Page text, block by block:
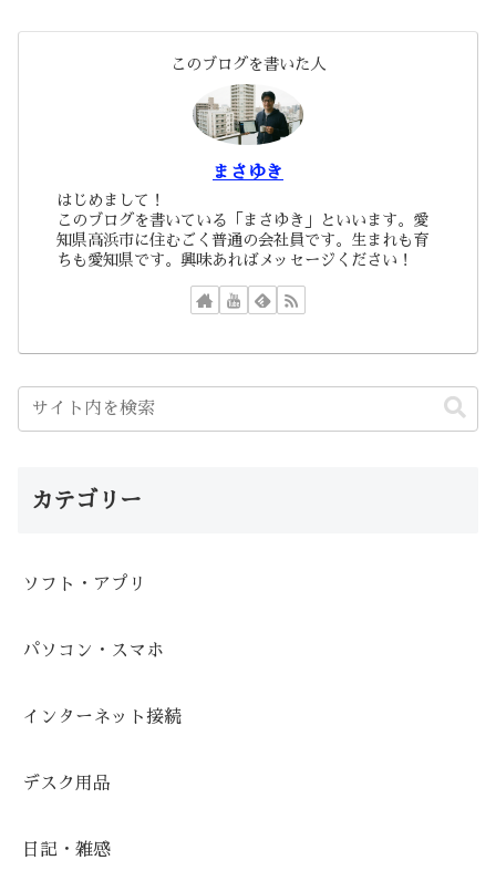
このブログを書いた人
まさゆき
はじめまして！
このブログを書いている「まさゆき」といいます。愛
知県高浜市に住むごく普通の会社員です。生まれも育
ちも愛知県です。興味あればメッセージください！
カテゴリー
ソフト・アプリ
パソコン・スマホ
インターネット接続
デスク用品
日記・雑感